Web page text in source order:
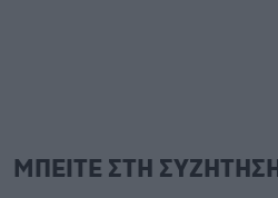
ΜΠΕΙΤΕ ΣΤΗ ΣΥΖΗΤΗΣΗ